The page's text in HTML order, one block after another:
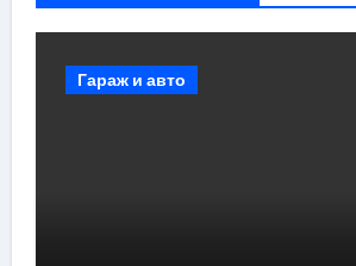
Гараж и авто